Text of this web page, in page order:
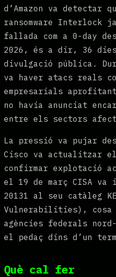
d’Amazon va detectar
ransomware Interlock
fallada com a 0-day
2026, és a dir, 36
divulgació pública.
va haver atacs reals
empresarials
no havia anunciat
entre els sectors
La pressió va pujar
Cisco va actualitzar
confirmar explotació
el 19 de març CISA va
20131 al seu catàleg
Vulnerabilities), cosa
agències federals
el pedaç dins d’un
Què cal fer